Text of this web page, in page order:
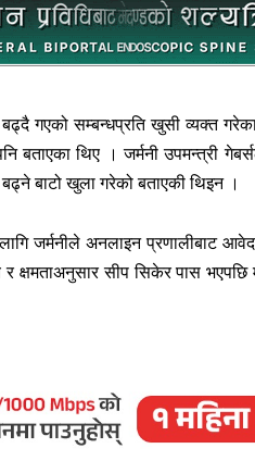
गएको सम्बन्धप्रति खुसी व्यक्त
बताएका थिए । जर्मनी उपमन्त्री
बाटो खुला गरेको बताएकी थिइन ।
जर्मनीले अनलाइन प्रणालीबाट
र क्षमताअनुसार सीप सिकेर पास